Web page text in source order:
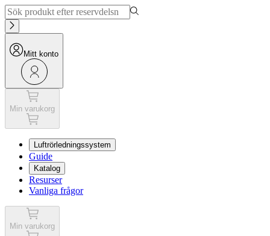
Mitt konto
Min varukorg
Luftrörledningssystem
Guide
Katalog
Resurser
Vanliga frågor
Min varukorg